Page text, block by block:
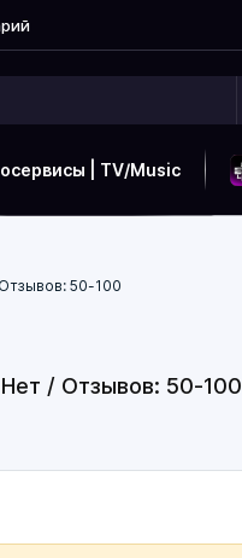
| TV/Music
50-100
/ Отзывов: 50-100